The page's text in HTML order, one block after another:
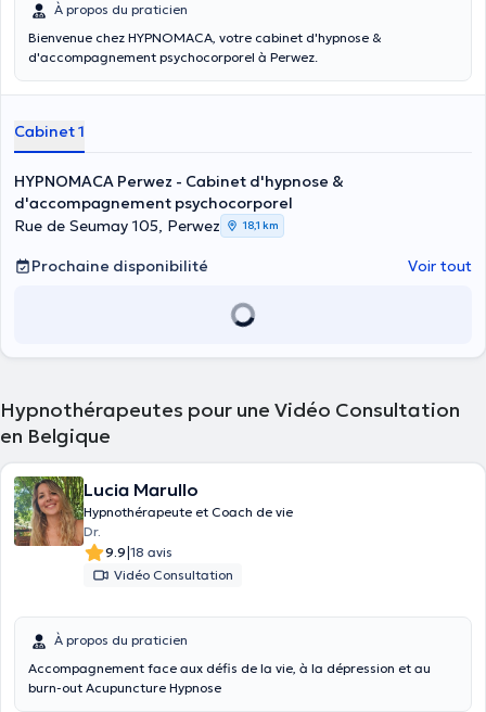
À propos du praticien
Bienvenue chez HYPNOMACA, votre cabinet d'hypnose &
d'accompagnement psychocorporel à Perwez.
Cabinet 1
HYPNOMACA Perwez - Cabinet d'hypnose &
d'accompagnement psychocorporel
Rue de Seumay 105, Perwez
18,1 km
Prochaine disponibilité Voir tout
Hypnothérapeutes pour une Vidéo Consultation
en Belgique
Lucia Marullo
Hypnothérapeute et Coach de vie
Dr.
9.9|18 avis
Vidéo Consultation
À propos du praticien
Accompagnement face aux défis de la vie, à la dépression et au
burn-out Acupuncture Hypnose